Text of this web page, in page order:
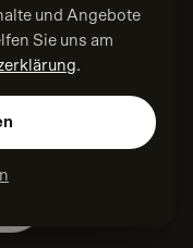
und Angebote
Sie uns am
.